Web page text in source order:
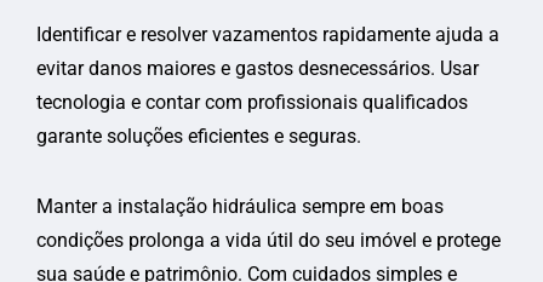
Identificar e resolver vazamentos rapidamente ajuda a
evitar danos maiores e gastos desnecessários. Usar
tecnologia e contar com profissionais qualificados
garante soluções eficientes e seguras.
Manter a instalação hidráulica sempre em boas
condições prolonga a vida útil do seu imóvel e protege
sua saúde e patrimônio. Com cuidados simples e